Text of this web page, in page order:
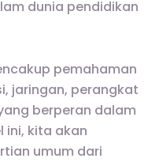
dunia pendidikan
pemahaman
jaringan, perangkat
berperan dalam
ini, kita akan
umum dari